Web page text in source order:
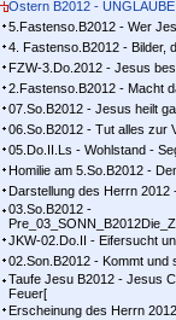
Ostern B2012 -
5.Fastenso.B2012 - Wer
4. Fastenso.B2012 - Bilder,
FZW-3.Do.2012 - Jesus
2.Fastenso.B2012 - Macht
07.So.B2012 - Jesus heilt
06.So.B2012 - Tut alles zur
05.Do.II.Ls - Wohlstand -
Homilie am 5.So.B2012 -
Darstellung des Herrn 2012
03.So.B2012 -
JKW-02.Do.II - Eifersucht
02.Son.B2012 - Kommt und
Taufe Jesu B2012 - Jesus
Feuer[
Erscheinung des Herrn